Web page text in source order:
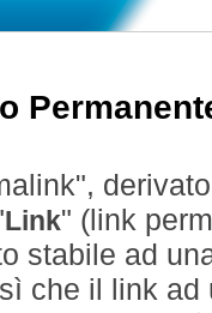
Link" (link
stabile ad
che il link